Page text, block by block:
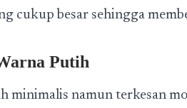
cukup besar sehingga
Putih
minimalis namun terkesan